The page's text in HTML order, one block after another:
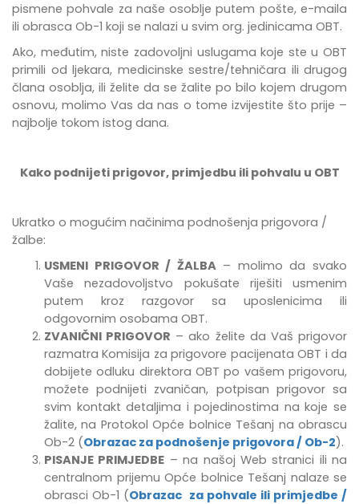
pismene pohvale za naše osoblje putem pošte, e-maila
ili obrasca Ob-1 koji se nalazi u svim org. jedinicama OBT.
Ako, međutim, niste zadovoljni uslugama koje ste u OBT
primili od ljekara, medicinske sestre/tehničara ili drugog
člana osoblja, ili želite da se žalite po bilo kojem drugom
osnovu, molimo Vas da nas o tome izvijestite što prije –
najbolje tokom istog dana.
Kako podnijeti prigovor, primjedbu ili pohvalu u OBT
Ukratko o mogućim načinima podnošenja prigovora /
žalbe:
USMENI PRIGOVOR / ŽALBA– molimo da svako
Vaše nezadovoljstvo pokušate riješiti usmenim
putem kroz razgovor sa uposlenicima ili
odgovornim osobama OBT.
ZVANIČNI PRIGOVOR – ako želite da Vaš prigovor
razmatra Komisija za prigovore pacijenata OBT i da
dobijete odluku direktora OBT po vašem prigovoru,
možete podnijeti zvaničan, potpisan prigovor sa
svim kontakt detaljima i pojedinostima na koje se
žalite, na Protokol Opće bolnice Tešanj na obrascu
Ob-2 (Obrazac za podnošenje prigovora / Ob-2).
PISANJE PRIMJEDBE –na našoj Web stranici ili na
centralnom prijemu Opće bolnice Tešanj nalaze se
obrasci Ob-1 (Obrazac za pohvale ili primjedbe /